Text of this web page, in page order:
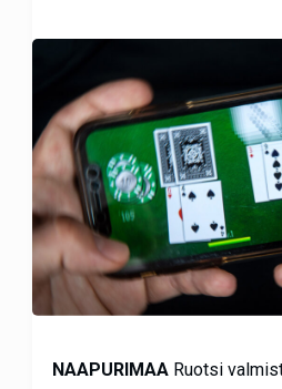
NAAPURIMAARuotsi